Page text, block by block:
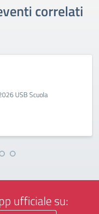
correlati
USB Scuola
ufficiale su: